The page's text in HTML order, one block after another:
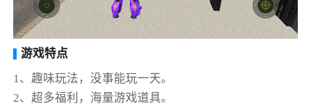
游戏特点
1、趣味玩法，没事能玩一天。
2、超多福利，海量游戏道具。